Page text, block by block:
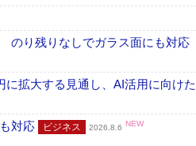
のり残りなしでガラス面にも対応
拡大する見通し、AI活用に向けた
対応 ビジネス 2026.8.6 NEW